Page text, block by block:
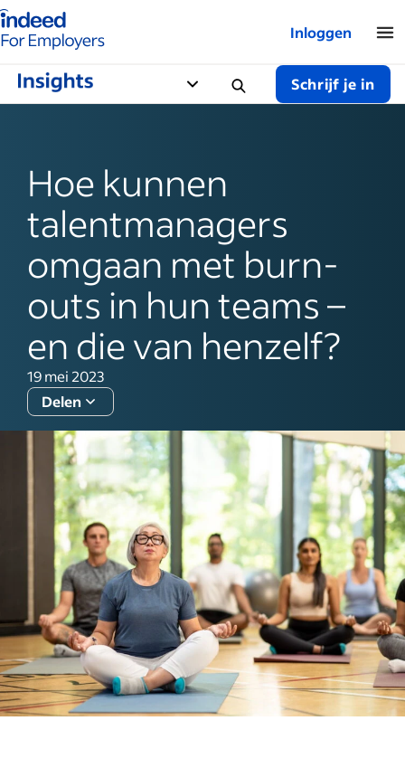
van Indeed - Voor werkgevers
Inloggen
Schrijf je in
Hoe kunnen
talentmanagers
omgaan met burn-
outs in hun teams –
en die van henzelf?
19 mei 2023
Delen